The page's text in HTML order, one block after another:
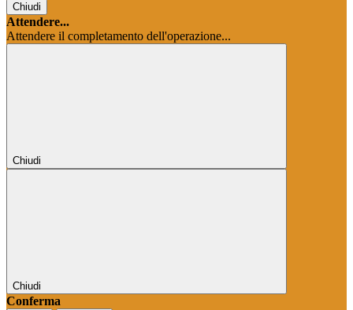
Chiudi
Attendere...
Attendere il completamento dell'operazione...
Chiudi
Chiudi
Conferma